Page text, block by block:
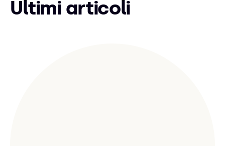
Ultimi articoli